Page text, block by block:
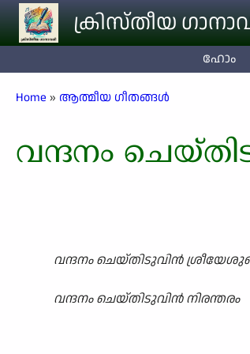
Skip to main content
ക്രിസ്തീയ
ഹോം
Breadcrumb
Home ആത്മീയ ഗീതങ്ങൾ
വന്ദനം
വന്ദനം ചെയ്തിടുവിൻ
വന്ദനം ചെയ്തിടുവിൻ നിരന്തരം